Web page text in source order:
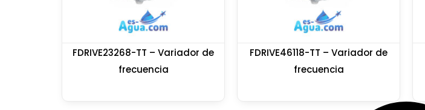
FDRIVE23268-TT – Variador de
frecuencia
FDRIVE46118-TT – Variador de
frecuencia